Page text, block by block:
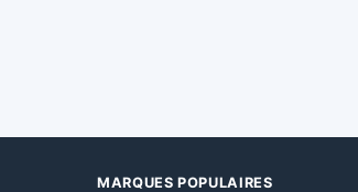
MARQUES POPULAIRES